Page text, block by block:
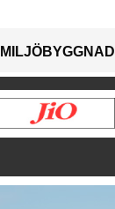
MILJÖBYGGNAD